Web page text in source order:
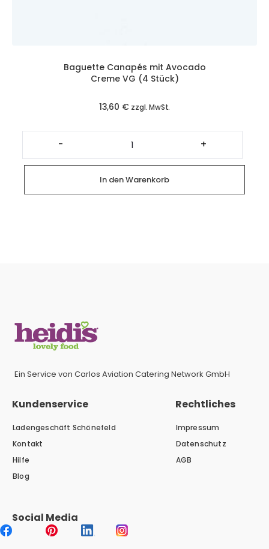
Baguette Canapés mit Avocado
Creme VG (4 Stück)
13,60 € zzgl. MwSt.
-
Baguette
Canapés
mit
Avocado
Creme
VG
(4
Stück)
+
In den Warenkorb
Ein Service von Carlos Aviation Catering Network GmbH
Kundenservice
Ladengeschäft Schönefeld
Kontakt
Hilfe
Blog
Rechtliches
Impressum
Datenschutz
AGB
Social Media